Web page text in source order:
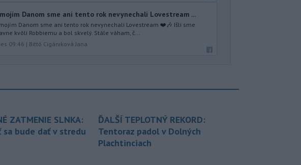
jadrovej bomby v
Nagasaki 9.
tejto
a colný
Danom sme ani tento rok nevynechali Lovestream ...
Danom sme ani tento rok nevynechali Lovestream ❤️🎶 Išli sme
kvôli Robbiemu a bol skvelý. Stále váham, č...
09:46 | Bittó Cigániková Jana
ZATMENIE SLNKA:
sa bude dať v stredu
ĎALŠÍ TEPLOTNÝ REKORD:
Tentoraz padol v Dolných
Plachtinciach